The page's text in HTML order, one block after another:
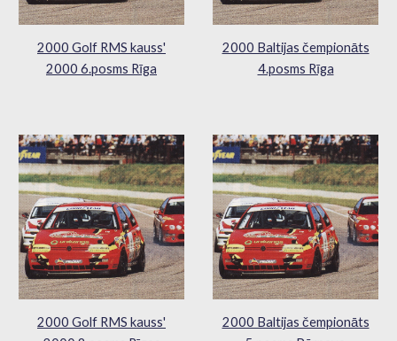
2000 Golf RMS kauss'
2000 6.posms Rīga
2000 Baltijas čempionāts
4.posms Rīga
2000 Golf RMS kauss'
2000 Baltijas čempionāts